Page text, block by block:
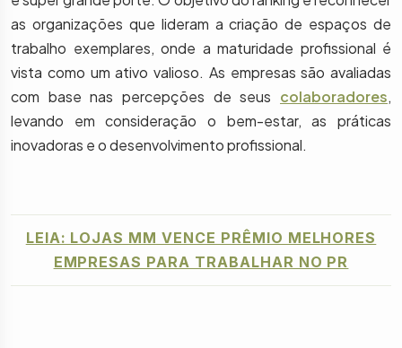
as organizações que lideram a criação de espaços de
trabalho exemplares, onde a maturidade profissional é
vista como um ativo valioso. As empresas são avaliadas
com base nas percepções de seus colaboradores,
levando em consideração o bem-estar, as práticas
inovadoras e o desenvolvimento profissional.
LEIA: LOJAS MM VENCE PRÊMIO MELHORES
EMPRESAS PARA TRABALHAR NO PR